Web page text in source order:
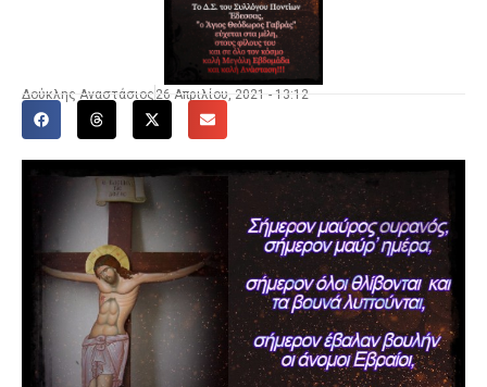
Δούκλης Αναστάσιος 26 Απριλίου, 2021 - 13:12